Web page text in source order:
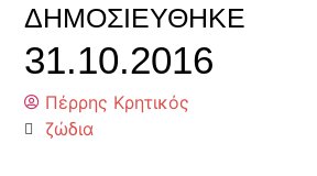
ΔΗΜΟΣΙΕΎΘΗΚΕ
31.10.2016
Πέρρης Κρητικός
ζώδια